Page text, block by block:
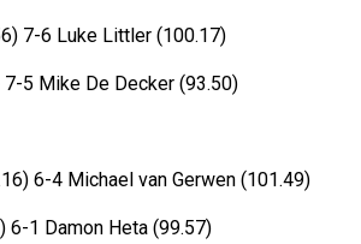
7-6 Luke Littler (100.17)
5 Mike De Decker (93.50)
6-4 Michael van Gerwen (101.49)
6-1 Damon Heta (99.57)